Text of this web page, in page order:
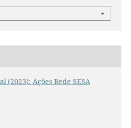
(2023): Ações Rede SESA